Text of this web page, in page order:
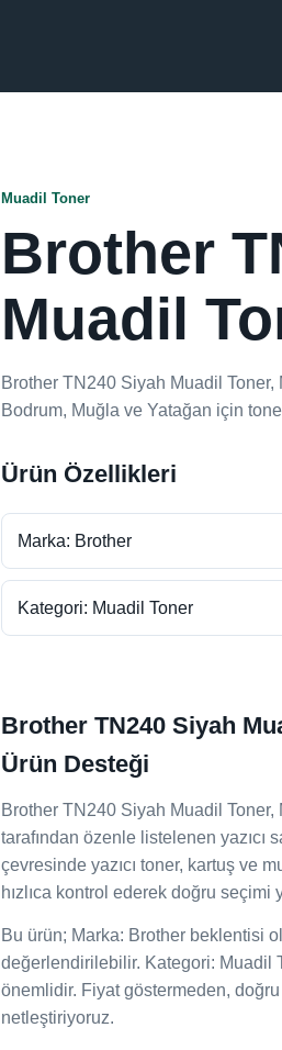
Muadil Toner
Brother
Muadil
Brother TN240 Siyah Muadil
Bodrum, Muğla ve Yatağan için
Ürün Özellikleri
Marka: Brother
Kategori: Muadil Toner
Brother TN240 Siyah
Ürün Desteği
Brother TN240 Siyah Muadil Toner,
tarafından özenle listelenen
çevresinde yazıcı toner, kartuş ve
hızlıca kontrol ederek doğru seçimi
Bu ürün; Marka: Brother beklentisi
değerlendirilebilir. Kategori: Muadil
önemlidir. Fiyat göstermeden,
netleştiriyoruz.